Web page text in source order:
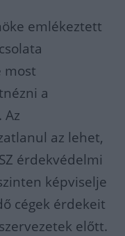
emlékeztett
most
a
az lehet,
érdekvédelmi
képviselje
cégek érdekeit
előtt.